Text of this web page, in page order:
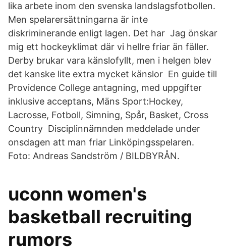
lika arbete inom den svenska landslagsfotbollen.
Men spelarersättningarna är inte
diskriminerande enligt lagen. Det har Jag önskar
mig ett hockeyklimat där vi hellre friar än fäller.
Derby brukar vara känslofyllt, men i helgen blev
det kanske lite extra mycket känslor En guide till
Providence College antagning, med uppgifter
inklusive acceptans, Mäns Sport:Hockey,
Lacrosse, Fotboll, Simning, Spår, Basket, Cross
Country Disciplinnämnden meddelade under
onsdagen att man friar Linköpingsspelaren.
Foto: Andreas Sandström / BILDBYRÅN.
uconn women's
basketball recruiting
rumors